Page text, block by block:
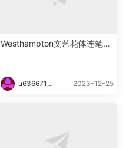
Westhampton文艺花体连笔英
u6366719
2023-12-25